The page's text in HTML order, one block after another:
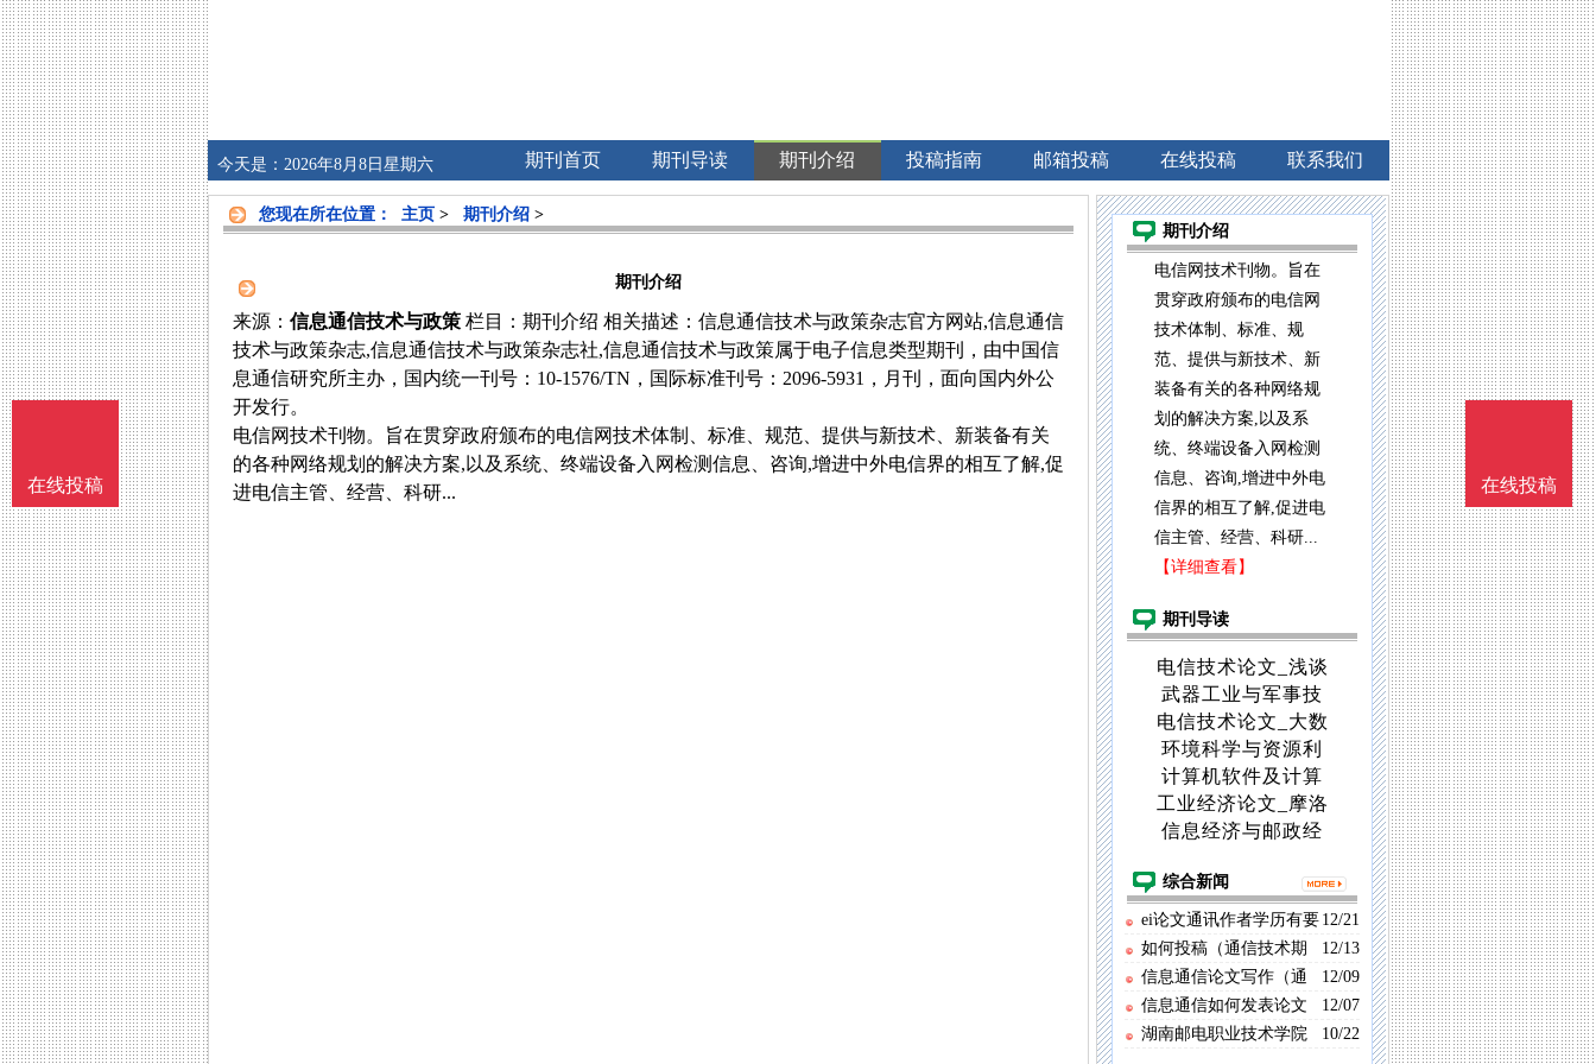
今天是：2026年8月8日星期六 期刊首页 期刊导读 期刊介绍 投稿指南 邮箱投稿 在线投稿 联系我们
期刊介绍
电信网技术刊物。旨在
贯穿政府颁布的电信网
技术体制、标准、规
范、提供与新技术、新
装备有关的各种网络规
划的解决方案,以及系
统、终端设备入网检测
信息、咨询,增进中外电
信界的相互了解,促进电
信主管、经营、科研...
【详细查看】
期刊导读
电信技术论文_浅谈
武器工业与军事技
电信技术论文_大数
环境科学与资源利
计算机软件及计算
工业经济论文_摩洛
信息经济与邮政经
综合新闻
12/21
ei论文通讯作者学历有要
求吗（信息通信专科论文
12/13
如何投稿（通信技术期
刊投稿）
12/09
信息通信论文写作（通
信论文范文）
12/07
信息通信如何发表论文
（论文通讯作者怎么看）
10/22
湖南邮电职业技术学院
您现在所在位置： 主页> 期刊介绍>
期刊介绍
来源： 信息通信技术与政策栏目： 期刊介绍 相关描述：信息通信技术与政策杂志官方网站,信息通信
技术与政策杂志,信息通信技术与政策杂志社,信息通信技术与政策属于电子信息类型期刊，由中国信
息通信研究所主办，国内统一刊号：10-1576/TN，国际标准刊号：2096-5931，月刊，面向国内外公
开发行。
电信网技术刊物。旨在贯穿政府颁布的电信网技术体制、标准、规范、提供与新技术、新装备有关
的各种网络规划的解决方案,以及系统、终端设备入网检测信息、咨询,增进中外电信界的相互了解,促
进电信主管、经营、科研...
在线投稿
在线投稿